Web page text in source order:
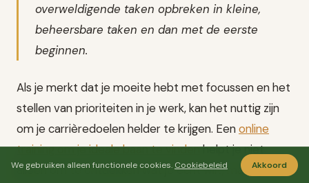
overweldigende taken opbreken in kleine,
beheersbare taken en dan met de eerste
beginnen.
Als je merkt dat je moeite hebt met focussen en het
stellen van prioriteiten in je werk, kan het nuttig zijn
om je carrièredoelen helder te krijgen. Eenonline
training om je ideale baan te vindenhelpt je niet
alleen om te ontdekken wat je echt wilt, maar geeft
We gebruiken alleen functionele cookies. Cookiebeleid Akkoord